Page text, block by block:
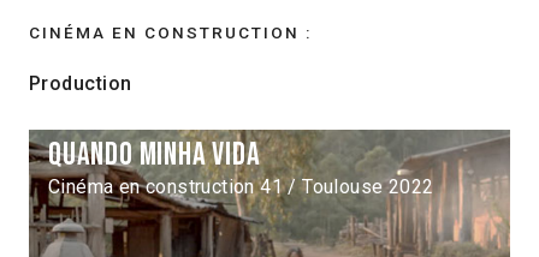
CINÉMA EN CONSTRUCTION :
Production
Quando minha vida
Cinéma en construction 41 / Toulouse 2022